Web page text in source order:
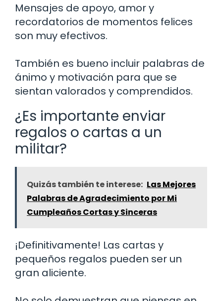
Mensajes de apoyo, amor y
recordatorios de momentos felices
son muy efectivos.
También es bueno incluir palabras de
ánimo y motivación para que se
sientan valorados y comprendidos.
¿Es importante enviar
regalos o cartas a un
militar?
Quizás también te interese: Las Mejores
Palabras de Agradecimiento por Mi
Cumpleaños Cortas y Sinceras
¡Definitivamente! Las cartas y
pequeños regalos pueden ser un
gran aliciente.